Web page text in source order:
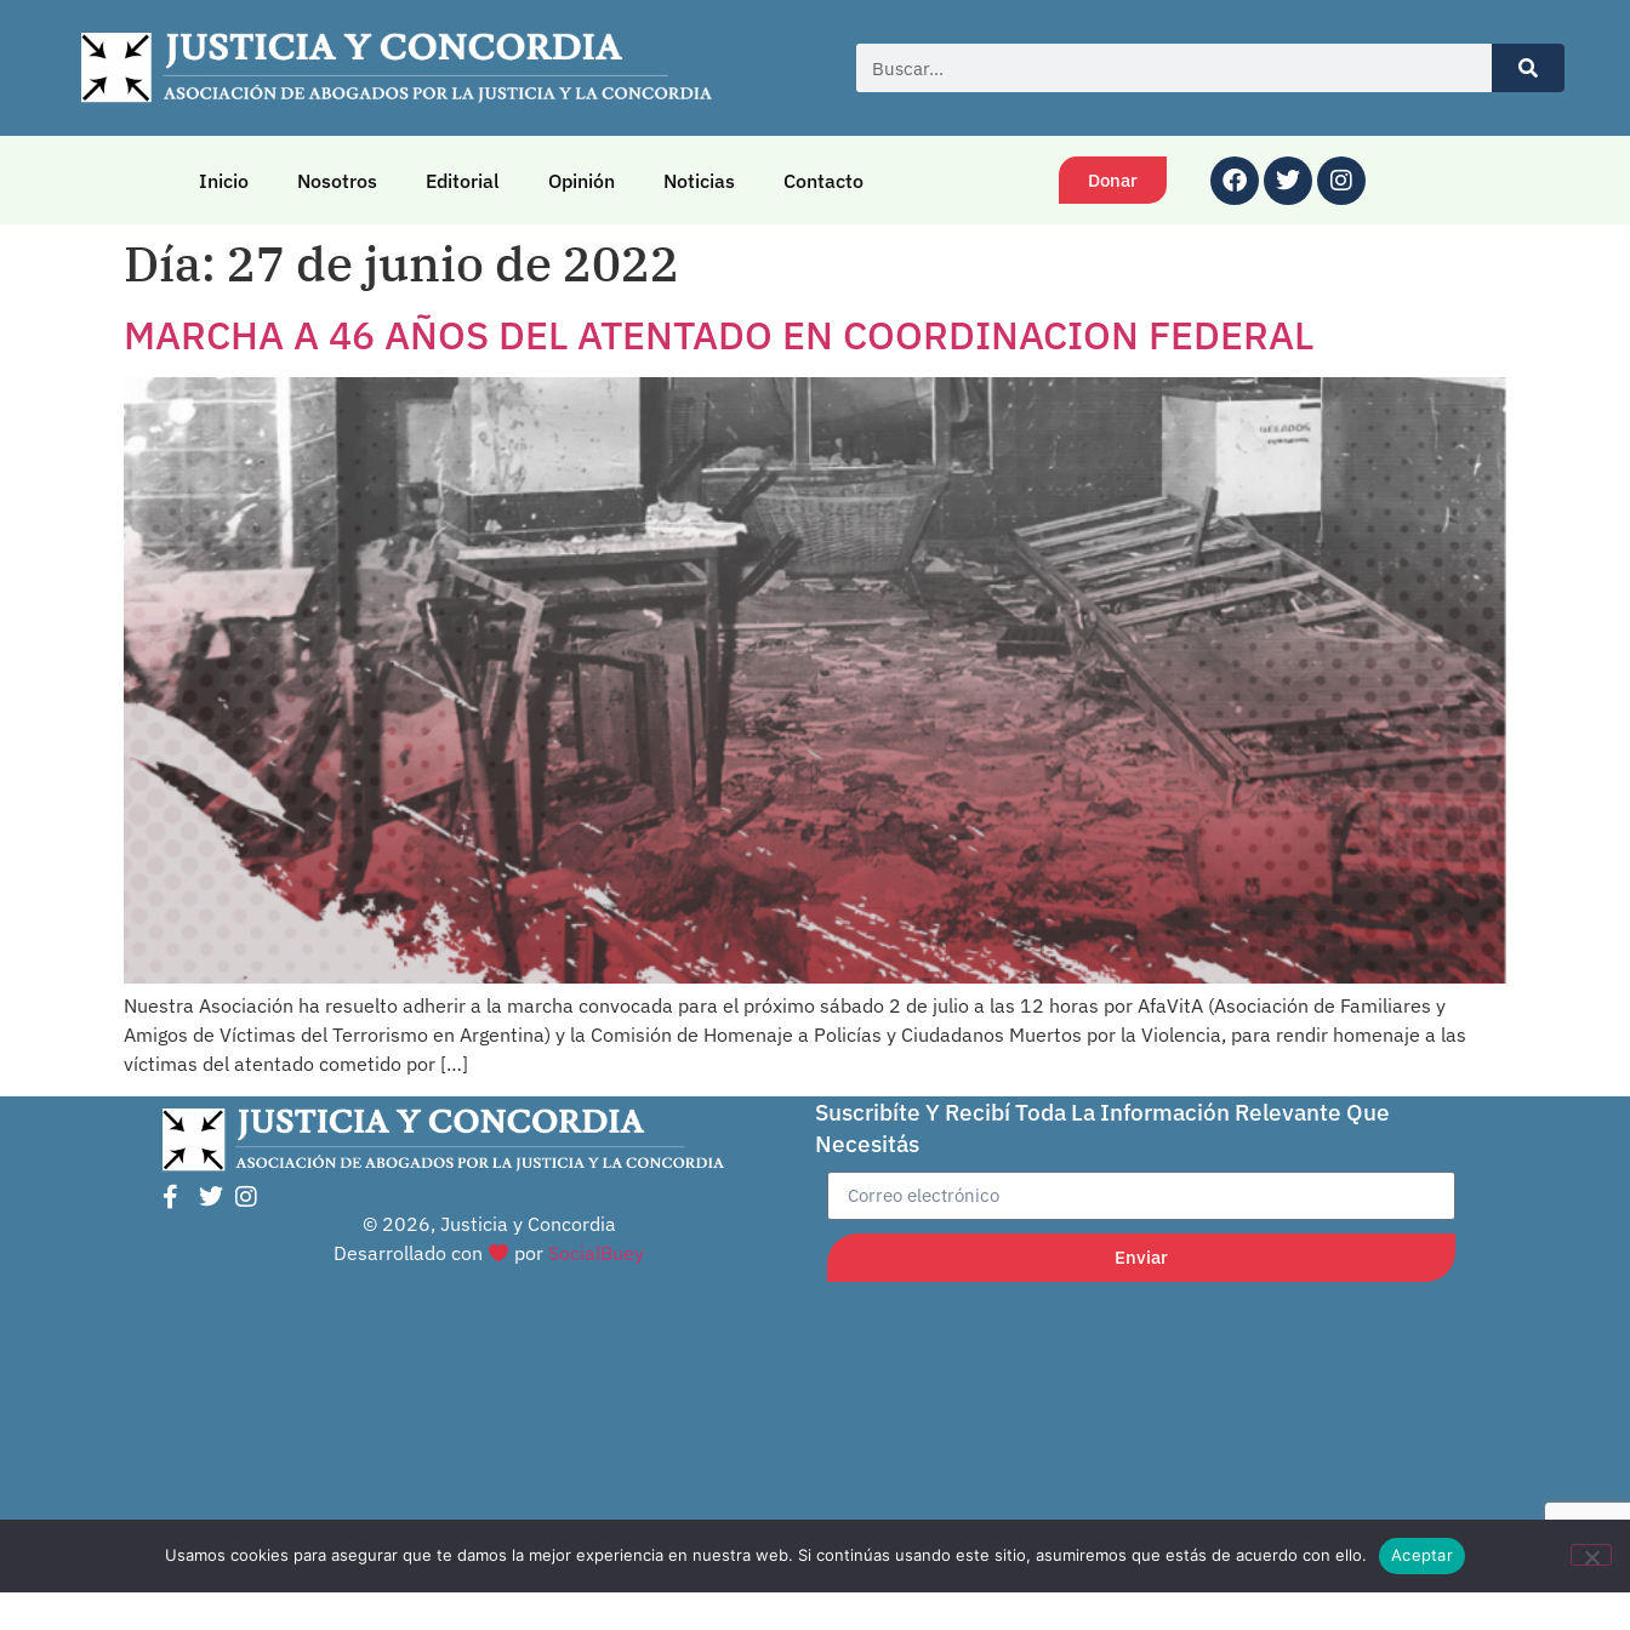
Inicio Nosotros Editorial Opinión Noticias Contacto Donar
Día: 27 de junio de 2022
MARCHA A 46 AÑOS DEL ATENTADO EN COORDINACION FEDERAL
Nuestra Asociación ha resuelto adherir a la marcha convocada para el próximo sábado 2 de julio a las 12 horas por AfaVitA (Asociación de Familiares y
Amigos de Víctimas del Terrorismo en Argentina) y la Comisión de Homenaje a Policías y Ciudadanos Muertos por la Violencia, para rendir homenaje a las
víctimas del atentado cometido por […]
© 2026, Justicia y Concordia
Desarrollado con
por SocialBuey
Suscribíte Y Recibí Toda La Información Relevante Que
Necesitás
Enviar
Usamos cookies para asegurar que te damos la mejor experiencia en nuestra web. Si continúas usando este sitio, asumiremos que estás de acuerdo con ello. Aceptar